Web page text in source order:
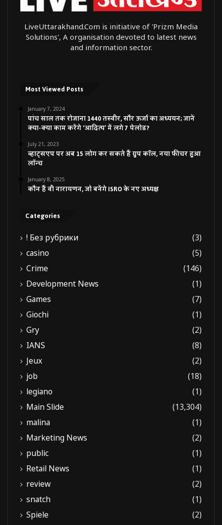
LiveUttarakhand.Com is initiative of 'Prizm Media
Solutions', A organisation devoted to latest news
and information sector.
Most Viewed Posts
January 7, 2024
पांच साल तक रोजाना 1440 तस्वीर, सौर ऊर्जा का अध्ययन; जानें
क्या-क्या काम करेंगे ‘आदित्य’ में लगे 7 पेलोड?
July 21, 2023
व्हाट्सएप पर अब 15 लोग कर सकते हैं ग्रुप कॉल, नया फीचर हुआ
लॉन्च
January 8, 2025
कौन हैं वी नारायणन, जो बनेंगे ISRO के नए अध्यक्ष
Categories
! Без рубрики
(3)
casino
(5)
Crime
(146)
Development News
(1)
Games
(7)
Giochi
(1)
Gry
(2)
IANS
(8)
Jeux
(2)
job
(18)
legiano
(1)
Main Slide
(13,304)
malina
(1)
Marketing News
(2)
public
(1)
Retail News
(1)
review
(2)
snatch
(1)
Spiele
(2)